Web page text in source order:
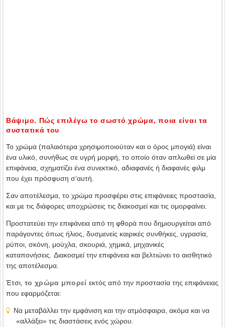
Βάψιμο. Πώς επιλέγω το σωστό χρώμα, ποια είναι τα
συστατικά του
Το χρώμα (παλαιότερα χρησιμοποιούταν και ο όρος μπογιά) είναι
ένα υλικό, συνήθως σε υγρή μορφή, το οποίο όταν απλωθεί σε μία
επιφάνεια, σχηματίζει ένα συνεκτικό, αδιαφανές ή διαφανές φιλμ
που έχει πρόσφυση σ’αυτή.
Σαν αποτέλεσμα, το χρώμα προσφέρει στις επιφάνειες προστασία,
και με τις διάφορες αποχρώσεις τις διακοσμεί και τις ομορφαίνει.
Προστατεύει την επιφάνεια από τη φθορά που δημιουργείται από
παράγοντες όπως ήλιος, δυσμενείς καιρικές συνθήκες, υγρασία,
ρύποι, σκόνη, μούχλα, σκουριά, χημικά, μηχανικές
καταπονήσεις. Διακοσμεί την επιφάνεια και βελτιώνει το αισθητικό
της αποτέλεσμα.
Έτσι, το χρώμα μπορεί εκτός από την προστασία της επιφάνειας
που εφαρμόζεται:
Να μεταβάλλει την εμφάνιση και την ατμόσφαιρα, ακόμα και να
«αλλάξει» τις διαστάσεις ενός χώρου.